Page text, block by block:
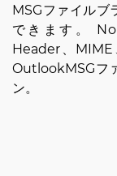
MSGファイルブ
できます。
Header、
OutlookMSGフ
ン。